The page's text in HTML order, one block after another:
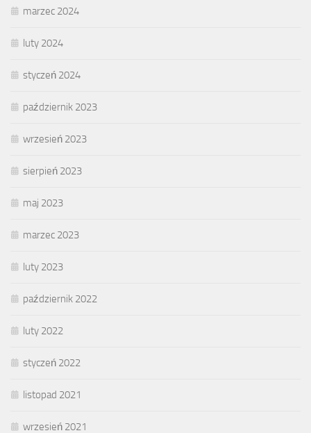
marzec 2024
luty 2024
styczeń 2024
październik 2023
wrzesień 2023
sierpień 2023
maj 2023
marzec 2023
luty 2023
październik 2022
luty 2022
styczeń 2022
listopad 2021
wrzesień 2021